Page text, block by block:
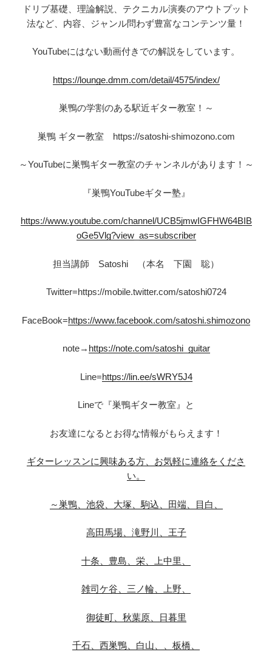
ドリブ基礎、理論解説、テクニカル演奏のアウトプット
法など、内容、ジャンル問わず豊富なコンテンツ量！
YouTubeにはない動画付きでの解説をしています。
https://lounge.dmm.com/detail/4575/index/
巣鴨の学割のある駅近ギター教室！～
巣鴨 ギター教室 https://satoshi-shimozono.com
～YouTubeに巣鴨ギター教室のチャンネルがあります！～
『巣鴨YouTubeギター塾』
https://www.youtube.com/channel/UCB5jmwIGFHW64BIB
oGe5Vlg?view_as=subscriber
担当講師 Satoshi （本名 下園 聡）
Twitter=https://mobile.twitter.com/satoshi0724
FaceBook=https://www.facebook.com/satoshi.shimozono
note→ https://note.com/satoshi_guitar
Line=https://lin.ee/sWRY5J4
Lineで『巣鴨ギター教室』と
お友達になるとお得な情報がもらえます！
ギターレッスンに興味ある方、お気軽に連絡をくださ
い。
～巣鴨、池袋、大塚、駒込、田端、目白、
高田馬場、滝野川、王子
十条、豊島、栄、上中里、
雑司ケ谷、三ノ輪、上野、
御徒町、秋葉原、日暮里
千石、西巣鴨、白山、、板橋、